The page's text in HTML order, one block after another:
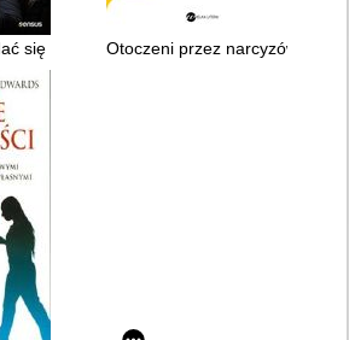
się skrzywdzić i jak nie krzywdzić innych
Otoczeni przez narcyzów : jak